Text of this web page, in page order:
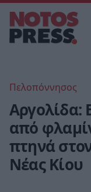
Πελοπόννησος
Αργολίδα:
από
πτηνά
Νέας Κίου